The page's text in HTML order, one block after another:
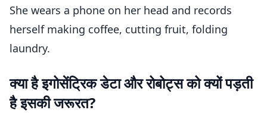
She wears a phone on her head and records
herself making coffee, cutting fruit, folding
laundry.
These first-person videos get sent to AI
companies training humanoid robots to
क्या है इगोसेंट्रिक डेटा और रोबोट्स को क्यों पड़ती
है इसकी जरूरत?